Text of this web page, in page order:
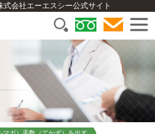
会社エーエスシー公式サイト